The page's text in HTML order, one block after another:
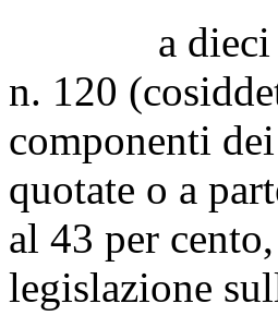
a dieci anni
n. 120
componenti
quotate o a
al 43 per
legislazione